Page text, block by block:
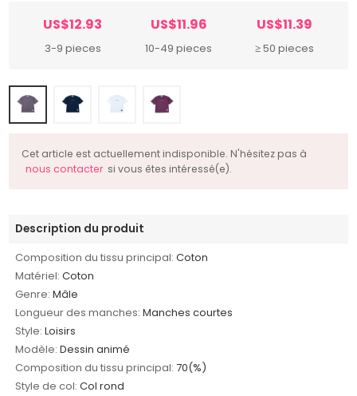
US$12.93
3-9 pieces
US$11.96
10-49 pieces
US$11.39
≥ 50 pieces
Cet article est actuellement indisponible. N'hésitez pas à
nous contacter si vous êtes intéressé(e).
Description du produit
Composition du tissu principal: Coton
Matériel: Coton
Genre: Mâle
Longueur des manches: Manches courtes
Style: Loisirs
Modèle: Dessin animé
Composition du tissu principal: 70(%)
Style de col: Col rond